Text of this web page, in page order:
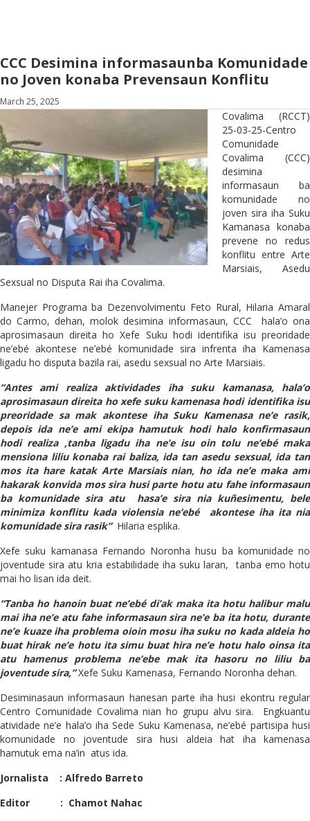
CCC Desimina informasaunba Komunidade
no Joven konaba Prevensaun Konflitu
March 25, 2025
Covalima (RCCT)
25-03-25-Centro
Comunidade
Covalima (CCC)
desimina
informasaun ba
komunidade no
joven sira iha Suku
Kamanasa konaba
prevene no redus
konflitu entre Arte
Marsiais, Asedu
Sexsual no Disputa Rai iha Covalima.
Manejer Programa ba Dezenvolvimentu Feto Rural, Hilaria Amaral
do Carmo, dehan, molok desimina informasaun, CCC hala’o ona
aprosimasaun direita ho Xefe Suku hodi identifika isu preoridade
ne’ebé akontese ne’ebé komunidade sira infrenta iha Kamenasa
ligadu ho disputa bazila rai, asedu sexsual no Arte Marsiais.
“Antes ami realiza aktividades iha suku kamanasa, hala’o
aprosimasaun direita ho xefe suku kamenasa hodi identifika isu
preoridade sa mak akontese iha Suku Kamenasa ne’e rasik,
depois ida ne’e ami ekipa hamutuk hodi halo konfirmasaun
hodi realiza ,tanba ligadu iha ne’e isu oin tolu ne’ebé maka
mensiona liliu konaba rai baliza, ida tan asedu sexsual, ida tan
mos ita hare katak Arte Marsiais nian, ho ida ne’e maka ami
hakarak konvida mos sira husi parte hotu atu fahe informasaun
ba komunidade sira atu hasa’e sira nia kuñesimentu, bele
minimiza konflitu kada violensia ne’ebé akontese iha ita nia
komunidade sira rasik” Hilaria esplika.
Xefe suku kamanasa Fernando Noronha husu ba komunidade no
joventude sira atu kria estabilidade iha suku laran, tanba emo hotu
mai ho lisan ida deit.
“Tanba ho hanoin buat ne’ebé di’ak maka ita hotu halibur malu
mai iha ne’e atu fahe informasaun sira ne’e ba ita hotu, durante
ne’e kuaze iha problema oioin mosu iha suku no kada aldeia ho
buat hirak ne’e hotu ita simu buat hira ne’e hotu halo oinsa ita
atu hamenus problema ne’ebe mak ita hasoru no liliu ba
joventude sira,”Xefe Suku Kamenasa, Fernando Noronha dehan.
Desiminasaun informasaun hanesan parte iha husi ekontru regular
Centro Comunidade Covalima nian ho grupu alvu sira. Engkuantu
atividade ne’e hala’o iha Sede Suku Kamenasa, ne’ebé partisipa husi
komunidade no joventude sira husi aldeia hat iha kamenasa
hamutuk ema na’in atus ida.
Jornalista : Alfredo Barreto
Editor : Chamot Nahac